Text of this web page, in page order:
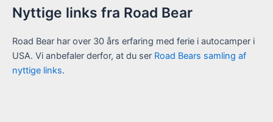
Nyttige links fra Road Bear
Road Bear har over 30 års erfaring med ferie i autocamper i
USA. Vi anbefaler derfor, at du ser Road Bears samling af
nyttige links.